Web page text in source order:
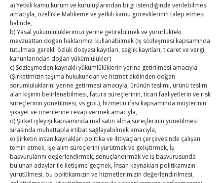
a) Yetkili kamu kurum ve kuruluşlarından bilgi istendiğinde verilebilmesi
amacıyla, özellikle Mahkeme ve yetkili kamu görevlilerinin talep etmesi
halinde,
b) Yasal yükümlülüklerimizi yerine getirebilmek ve yürürlükteki
mevzuattan doğan haklarımızı kullanabilmek (İş sözleşmesi kapsamında
tutulması gerekli özlük dosyası kayıtları, sağlık kayıtları, ticaret ve vergi
kanunlarından doğan yükümlülükler)
c) Sözleşmeden kaynaklı yükümlülüklerin yerine getirilmesi amacıyla
(Şirketimizin taşıma hukukundan ve hizmet akdinden doğan
sorumluluklarını yerine getirmesi amacıyla, ürünün teslimi, ürünü teslim
alan kişinin belirlenebilmesi, fatura süreçlerinin, ticari faaliyetlerin ve risk
süreçlerinin yönetilmesi, vs gibi.), hizmetin ifası kapsamında müşterinin
şikayet ve önerilerine cevap vermek amacıyla,
d) Şirket işleyişi kapsamında mal satın alma süreçlerinin yönetilmesi
sırasında muhattapla irtibat sağlayabilmek amacıyla,
e) Şirketin insan kaynakları politika ve ihtiyaçları çerçevesinde çalışan
temin etmek, işe alım süreçlerini yürütmek ve geliştirmek, İş
başvurularını değerlendirmek, sonuçlandırmak ve iş başvurusunda
bulunan adaylar ile iletişime geçmek, İnsan kaynakları politikamızın
yürütülmesi, bu politikamızın ve hizmetlerimizin değerlendirilmesi,
1
2
3
10
11 12 13 14 15
16
17
18 19 20 21 22
23
24
25 26 27 28 29
30
31
« Tem
E-BÜLTEN
Kasaba Ekonomi Dergisi
TOBB HABER